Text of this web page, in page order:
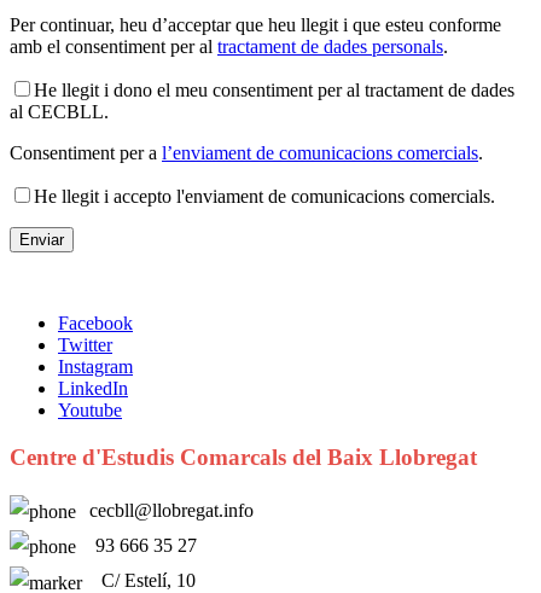
Per continuar, heu d’acceptar que heu llegit i que esteu conforme
amb el consentiment per al tractament de dades personals.
He llegit i dono el meu consentiment per al tractament de dades
al CECBLL.
Consentiment per a l’enviament de comunicacions comercials.
He llegit i accepto l'enviament de comunicacions comercials.
Facebook
Twitter
Instagram
LinkedIn
Youtube
Centre d'Estudis Comarcals del Baix Llobregat
cecbll@llobregat.info
93 666 35 27
C/ Estelí, 10